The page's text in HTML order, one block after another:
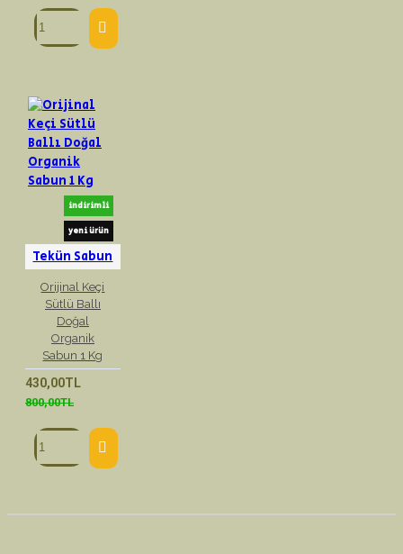
indirimli
yeni ürün
Tekün Sabun
Orijinal Keçi
Sütlü Ballı
Doğal
Organik
Sabun 1 Kg
430,00TL
800,00TL